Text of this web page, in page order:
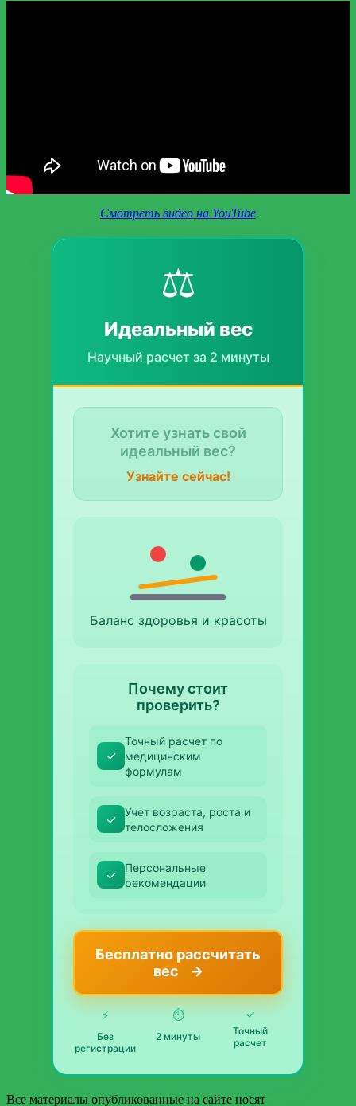
Смотреть видео на YouTube
⚖️
Идеальный вес
Научный расчет за 2 минуты
Знаете ли вы свой
оптимальный вес?
Узнайте сейчас!
Баланс здоровья и красоты
Почему стоит
проверить?
✓
Точный расчет по
медицинским
формулам
✓
Учет возраста, роста и
телосложения
✓
Персональные
рекомендации
Бесплатно рассчитать
вес
→
⚡
Без
регистрации
⏱️
2 минуты
✓
Точный
расчет
Все материалы опубликованные на сайте носят